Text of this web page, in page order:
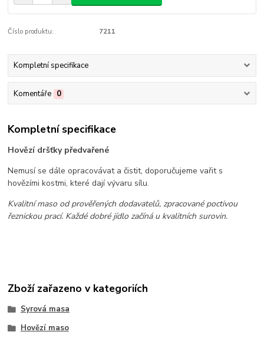
Číslo produktu: 7211
Kompletní specifikace
Komentáře 0
Kompletní specifikace
Hovězí dršťky předvařené
Nemusí se dále opracovávat a čistit, doporučujeme vařit s
hovězími kostmi, které dají vývaru sílu.
Kvalitní maso od prověřených dodavatelů, zpracované poctivou
řeznickou prací. Každé dobré jídlo začíná u kvalitních surovin.
Zboží zařazeno v kategoriích
Syrová masa
Hovězí maso